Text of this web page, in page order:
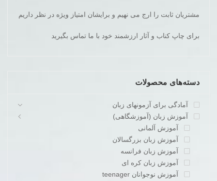
مشتریان ثابت را ارج می نهیم و برایشان امتیاز ویژه در نظر داریم
برای چاپ کناب و آثار ارزشمند خود با ما تماس بگیرید
دسته‌های محصولات
آمادگی برای آزمونهای زبان
آموزش زبان (آموزشگاهی)
آموزش آلمانی
آموزش زبان بزرگسالان
آموزش زبان فرانسه
آموزش زبان کره ای
آموزش نوجوانان teenager